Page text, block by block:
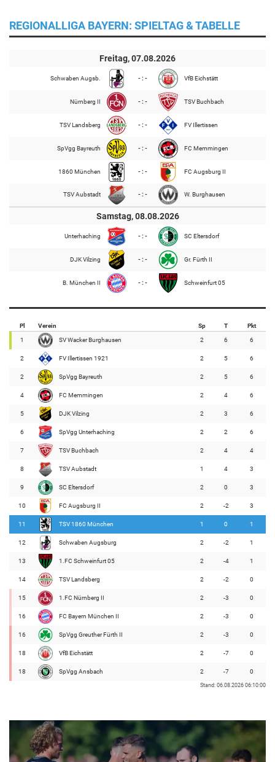
REGIONALLIGA BAYERN: SPIELTAG & TABELLE
Freitag, 07.08.2026
Schwaben Augsb. - : - VfB Eichstätt
Nürnberg II - : - TSV Buchbach
TSV Landsberg - : - FV Illertissen
SpVgg Bayreuth - : - FC Memmingen
1860 München - : - FC Augsburg II
TSV Aubstadt - : - W. Burghausen
Samstag, 08.08.2026
Unterhaching - : - SC Eltersdorf
DJK Vilzing - : - Gr. Fürth II
B. München II - : - Schweinfurt 05
Pl Verein Sp T Pkt
1 SV Wacker Burghausen 2 6 6
2 FV Illertissen 1921 2 5 6
2 SpVgg Bayreuth 2 5 6
4 FC Memmingen 2 4 6
5 DJK Vilzing 2 3 6
6 SpVgg Unterhaching 2 2 6
7 TSV Buchbach 2 4 4
8 TSV Aubstadt 1 4 3
9 SC Eltersdorf 2 0 3
10 FC Augsburg II 2 -2 3
11 TSV 1860 München 1 0 1
12 Schwaben Augsburg 2 -2 1
13 1.FC Schweinfurt 05 2 -4 1
14 TSV Landsberg 2 -2 0
15 1.FC Nürnberg II 2 -3 0
16 FC Bayern München II 2 -3 0
16 SpVgg Greuther Fürth II 2 -3 0
18 VfB Eichstätt 2 -7 0
18 SpVgg Ansbach 2 -7 0
Stand: 06.08.2026 06:10:00